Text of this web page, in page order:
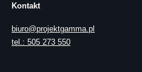
Kontakt
biuro@projektgamma.pl
tel.: 505 273 550